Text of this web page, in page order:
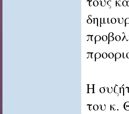
Η
του κ.